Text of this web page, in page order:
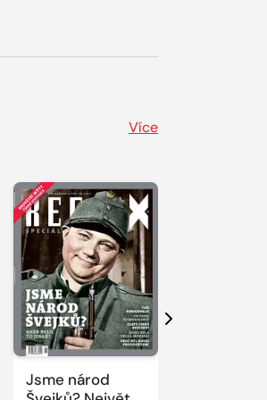
Více
Jsme národ
Další